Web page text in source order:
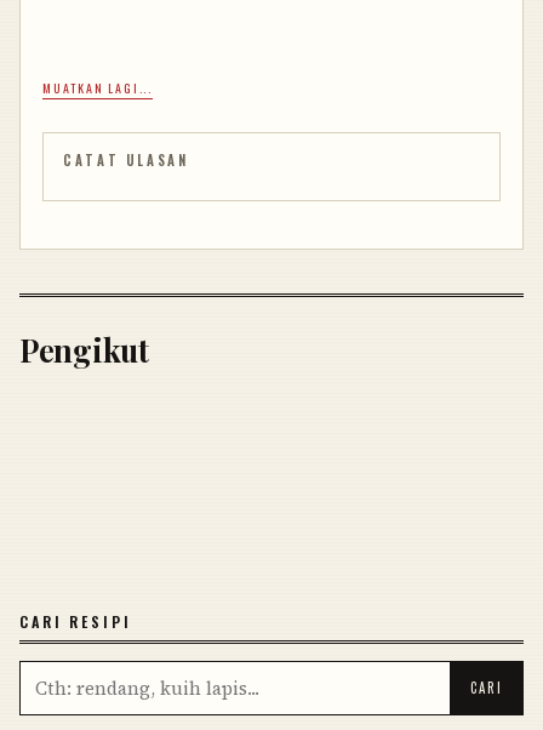
MUATKAN LAGI...
CATAT ULASAN
Pengikut
CARI RESIPI